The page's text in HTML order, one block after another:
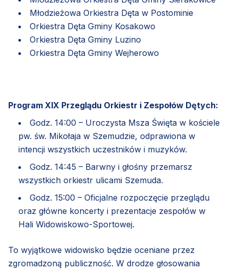
Młodzieżowa Orkiestra Dęta w Postominie
Orkiestra Dęta Gminy Kosakowo
Orkiestra Dęta Gminy Luzino
Orkiestra Dęta Gminy Wejherowo
Program XIX Przeglądu Orkiestr i Zespołów Dętych:
Godz. 14:00 – Uroczysta Msza Święta w kościele
pw. św. Mikołaja w Szemudzie, odprawiona w
intencji wszystkich uczestników i muzyków.
Godz. 14:45 – Barwny i głośny przemarsz
wszystkich orkiestr ulicami Szemuda.
Godz. 15:00 – Oficjalne rozpoczęcie przeglądu
oraz główne koncerty i prezentacje zespołów w
Hali Widowiskowo-Sportowej.
To wyjątkowe widowisko będzie oceniane przez
zgromadzoną publiczność. W drodze głosowania